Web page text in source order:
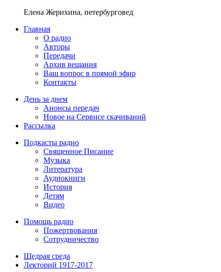
Елена Жерихина, петербурговед
Главная
О радио
Авторы
Передачи
Архив вещания
Ваш вопрос в прямой эфир
Контакты
День за днем
Анонсы передач
Новое на Сервисе скачиваний
Рассылка
Подкасты радио
Священное Писание
Музыка
Литература
Аудиокниги
История
Детям
Видео
Помощь радио
Пожертвования
Сотрудничество
Щедрая среда
Лекторий 1917-2017